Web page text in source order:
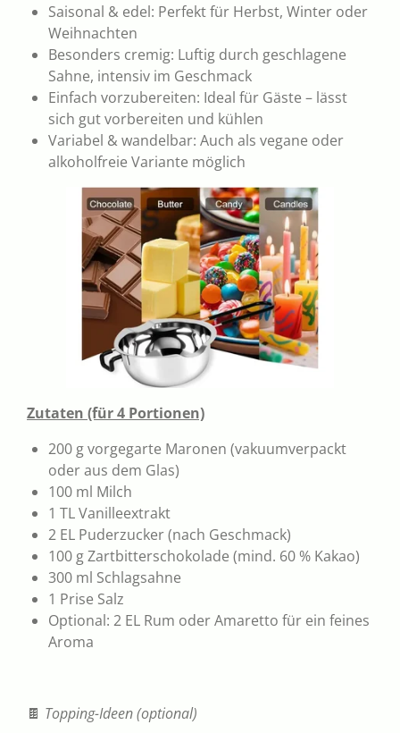
Saisonal & edel: Perfekt für Herbst, Winter oder
Weihnachten
Besonders cremig: Luftig durch geschlagene
Sahne, intensiv im Geschmack
Einfach vorzubereiten: Ideal für Gäste – lässt
sich gut vorbereiten und kühlen
Variabel & wandelbar: Auch als vegane oder
alkoholfreie Variante möglich
Zutaten (für 4 Portionen)
200 g vorgegarte Maronen (vakuumverpackt
oder aus dem Glas)
100 ml Milch
1 TL Vanilleextrakt
2 EL Puderzucker (nach Geschmack)
100 g Zartbitterschokolade (mind. 60 % Kakao)
300 ml Schlagsahne
1 Prise Salz
Optional: 2 EL Rum oder Amaretto für ein feines
Aroma
🍫 Topping-Ideen (optional)